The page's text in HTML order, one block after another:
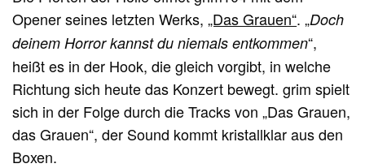
Opener seines letzten Werks,„Das Grauen“. „Doch
deinem Horror kannst du niemals entkommen“,
heißt es in der Hook, die gleich vorgibt, in welche
Richtung sich heute das Konzert bewegt. grim spielt
sich in der Folge durch die Tracks von „Das Grauen,
das Grauen“, der Sound kommt kristallklar aus den
Boxen.